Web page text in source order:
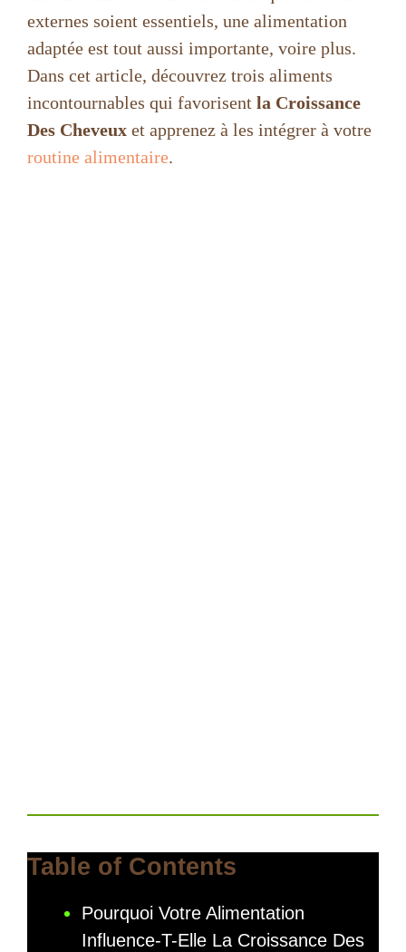
externes soient essentiels, une alimentation
adaptée est tout aussi importante, voire plus.
Dans cet article, découvrez trois aliments
incontournables qui favorisent la Croissance
Des Cheveux et apprenez à les intégrer à votre
routine alimentaire.
Table of Contents
Pourquoi Votre Alimentation
Influence-T-Elle La Croissance Des